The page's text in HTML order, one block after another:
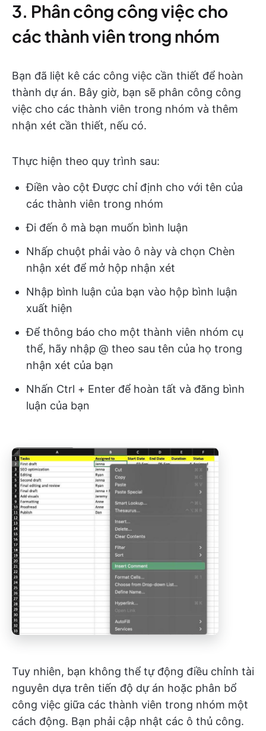
3. Phân công công việc cho
các thành viên trong nhóm
Bạn đã liệt kê các công việc cần thiết để hoàn
thành dự án. Bây giờ, bạn sẽ phân công công
việc cho các thành viên trong nhóm và thêm
nhận xét cần thiết, nếu có.
Thực hiện theo quy trình sau:
Điền vào cột Được chỉ định cho với tên của
các thành viên trong nhóm
Đi đến ô mà bạn muốn bình luận
Nhấp chuột phải vào ô này và chọn Chèn
nhận xét để mở hộp nhận xét
Nhập bình luận của bạn vào hộp bình luận
xuất hiện
Để thông báo cho một thành viên nhóm cụ
thể, hãy nhập @ theo sau tên của họ trong
nhận xét của bạn
Nhấn Ctrl + Enter để hoàn tất và đăng bình
luận của bạn
Tuy nhiên, bạn không thể tự động điều chỉnh tài
nguyên dựa trên tiến độ dự án hoặc phân bổ
công việc giữa các thành viên trong nhóm một
cách động. Bạn phải cập nhật các ô thủ công.